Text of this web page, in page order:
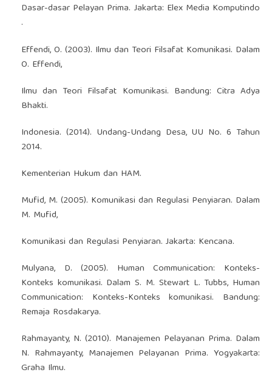
Dasar-dasar Pelayan Prima. Jakarta: Elex Media Komputindo
.
Effendi, O. (2003). Ilmu dan Teori Filsafat Komunikasi. Dalam
O. Effendi,
Ilmu dan Teori Filsafat Komunikasi. Bandung: Citra Adya
Bhakti.
Indonesia. (2014). Undang-Undang Desa, UU No. 6 Tahun
2014.
Kementerian Hukum dan HAM.
Mufid, M. (2005). Komunikasi dan Regulasi Penyiaran. Dalam
M. Mufid,
Komunikasi dan Regulasi Penyiaran. Jakarta: Kencana.
Mulyana, D. (2005). Human Communication: Konteks-
Konteks komunikasi. Dalam S. M. Stewart L. Tubbs, Human
Communication: Konteks-Konteks komunikasi. Bandung:
Remaja Rosdakarya.
Rahmayanty, N. (2010). Manajemen Pelayanan Prima. Dalam
N. Rahmayanty, Manajemen Pelayanan Prima. Yogyakarta:
Graha Ilmu.